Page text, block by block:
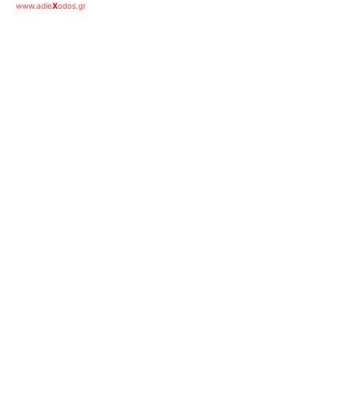
www.adieXodos.gr